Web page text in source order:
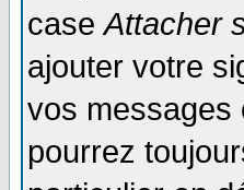
caseAttacher
ajouter votre
vos messages
pourrez